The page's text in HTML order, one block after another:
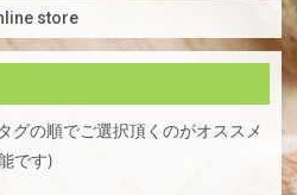
store
グの順でご選択頂くのがオススメ
です)